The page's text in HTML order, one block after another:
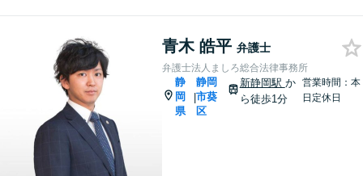
青木 皓平 弁護士
弁護士法人ましろ総合法律事務所
静
岡
県
|
静岡
市葵
区
新静岡駅 か
ら徒歩1分
営業時間：本
日定休日